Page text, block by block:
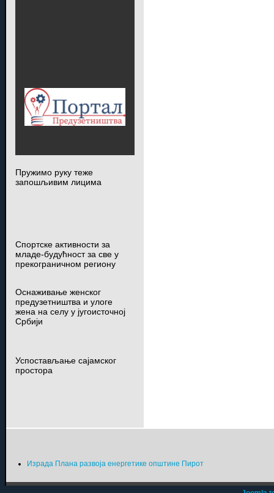
Пружимо руку теже
запошљивим лицима
Спортске активности за
младе-будућност за све у
прекограничном региону
Оснаживање женског
предузетништва и улоге
жена на селу у југоисточној
Србији
Успостављање сајамског
простора
Израда Плана развоја енергетике општине Пирот